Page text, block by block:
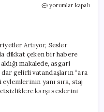
Mağduriyetler
Ediyor
için
yorumlar kapalı
Artıyor, Sesler
dikkat çeken bir habere
makalede, asgari
gelirli vatandaşların “ara
yanı sıra, staj
karşı seslerini